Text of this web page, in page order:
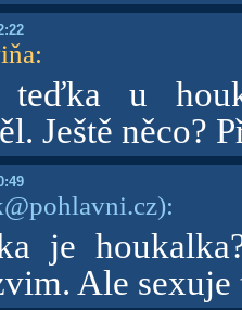
:
teďka u
Ještě něco?
:
je
Ale